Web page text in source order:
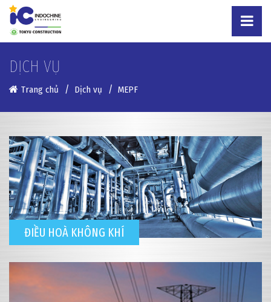
DỊCH VỤ
Trang chủ Dịch vụ MEPF
ĐIỀU HOÀ KHÔNG KHÍ